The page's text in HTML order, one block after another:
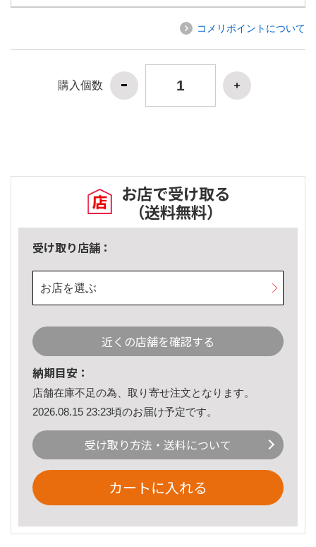
コメリポイントについて
購入個数
お店で受け取る
（送料無料）
受け取り店舗：
お店を選ぶ
近くの店舗を確認する
納期目安：
店舗在庫不足の為、取り寄せ注文となります。
2026.08.15 23:23頃のお届け予定です。
受け取り方法・送料について
カートに入れる